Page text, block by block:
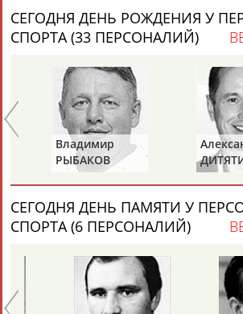
СЕГОДНЯ ДЕНЬ РОЖДЕНИЯ У
СПОРТА (33 ПЕРСОНАЛИЙ)
Владимир
РЫБАКОВ
СЕГОДНЯ ДЕНЬ ПАМЯТИ У
СПОРТА (6 ПЕРСОНАЛИЙ)